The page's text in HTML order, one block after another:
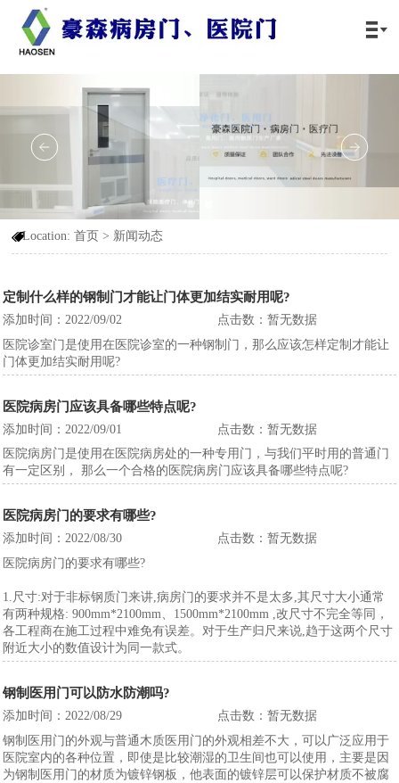

Location:首页 > 新闻动态
定制什么样的钢制门才能让门体更加结实耐用呢?
添加时间：2022/09/02
点击数：暂无数据
医院诊室门是使用在医院诊室的一种钢制门，那么应该怎样定制才能让
门体更加结实耐用呢?
医院病房门应该具备哪些特点呢?
添加时间：2022/09/01
点击数：暂无数据
医院病房门是使用在医院病房处的一种专用门，与我们平时用的普通门
有一定区别， 那么一个合格的医院病房门应该具备哪些特点呢?
医院病房门的要求有哪些?
添加时间：2022/08/30
点击数：暂无数据
医院病房门的要求有哪些?
1.尺寸:对于非标钢质门来讲,病房门的要求并不是太多,其尺寸大小通常
有两种规格: 900mm*2100mm、1500mm*2100mm ,改尺寸不完全等同，
各工程商在施工过程中难免有误差。对于生产归尺来说,趋于这两个尺寸
附近大小的数值设计为同一款式。
钢制医用门可以防水防潮吗?
添加时间：2022/08/29
点击数：暂无数据
钢制医用门的外观与普通木质医用门的外观相差不大，可以广泛应用于
医院室内的各种位置，即使是比较潮湿的卫生间也可以使用，主要是因
为钢制医用门的材质为镀锌钢板，他表面的镀锌层可以保护材质不被腐